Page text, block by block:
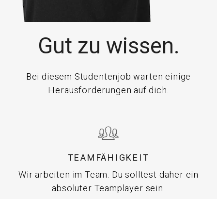
Gut zu wissen.
Bei diesem Studentenjob warten einige
Herausforderungen auf dich.
TEAMFÄHIGKEIT
Wir arbeiten im Team. Du solltest daher ein
absoluter Teamplayer sein.